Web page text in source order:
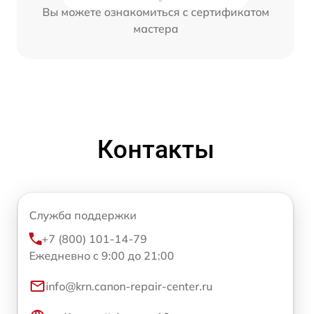
Вы можете ознакомиться с сертификатом
мастера
Контакты
Служба поддержки
+7 (800) 101-14-79
Ежедневно с 9:00 до 21:00
info@krn.canon-repair-center.ru